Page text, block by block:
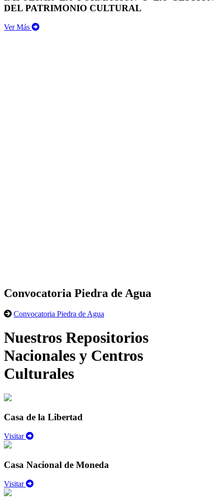
DEL PATRIMONIO CULTURAL
Ver Más
Convocatoria Piedra de Agua
Convocatoria Piedra de Agua
Nuestros Repositorios
Nacionales y Centros
Culturales
Casa de la Libertad
Visitar
Casa Nacional de Moneda
Visitar